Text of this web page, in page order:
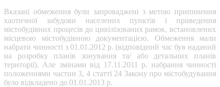
Вказані обмеження були запроваджені з метою припинення
хаотичної забудови населених пунктів і приведення
містобудівних процесів до цивілізованих рамок, встановлених
місцевою містобудівною документацією. Обмеження мали
набрати чинності з 01.01.2012 р. (відповідний час був наданий
на розробку планів зонування та/ або детальних планів
території). Але змінами від 17.11.2011 р. набрання чинності
положеннями частин 3, 4 статті 24 Закону про містобудування
було відкладено до 01.01.2013 р.